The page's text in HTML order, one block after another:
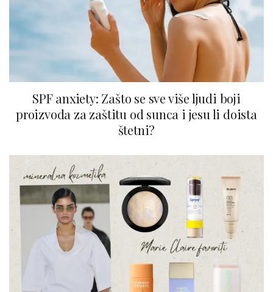
SPF anxiety: Zašto se sve više ljudi boji
proizvoda za zaštitu od sunca i jesu li doista
štetni?